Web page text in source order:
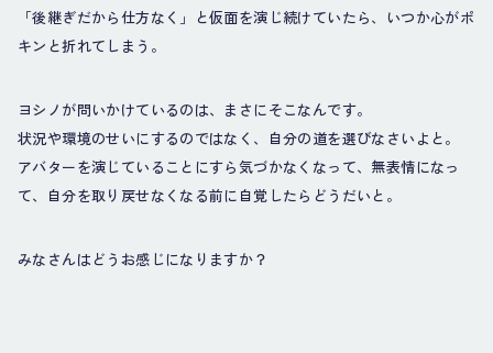
「後継ぎだから仕方なく」と仮面を演じ続けていたら、いつか心がポ
キンと折れてしまう。
ヨシノが問いかけているのは、まさにそこなんです。
状況や環境のせいにするのではなく、自分の道を選びなさいよと。
アバターを演じていることにすら気づかなくなって、無表情になっ
て、自分を取り戻せなくなる前に自覚したらどうだいと。
みなさんはどうお感じになりますか？